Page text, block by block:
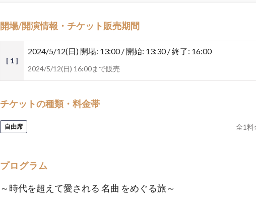
開場/開演情報・チケット販売期間
[ 1 ]
2024/5/12(日) 開場: 13:00 / 開始: 13:30 / 終了: 16:00
2024/5/12(日) 16:00まで販売
チケットの種類・料金帯
自由席 全1料
プログラム
～時代を超えて愛される 名曲 をめぐる旅～